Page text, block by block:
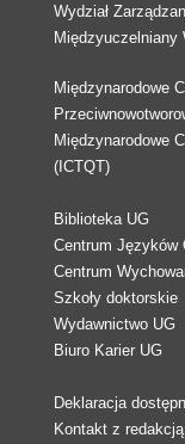
Wydział
Międzyuczelniany
Międzynarodowe
Międzynarodowe
(ICTQT)
Biblioteka UG
Centrum Języków
Centrum
Szkoły doktorskie
Wydawnictwo UG
Biuro Karier UG
Deklaracja
Kontakt z redakcją